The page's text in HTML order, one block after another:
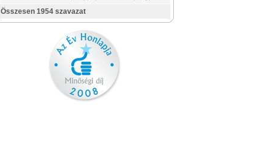
Összesen 1954 szavazat